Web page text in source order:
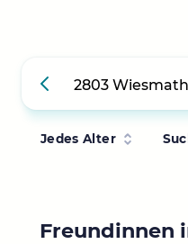
Jedes Alter
Freundinnen